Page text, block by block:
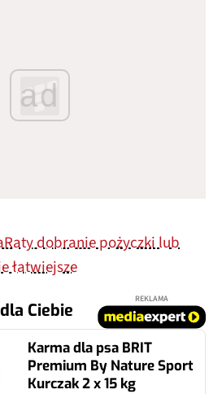
ad
dobranie pożyczki lub
łatwiejsze
Ciebie
REKLAMA
Karma dla psa BRIT
Premium By Nature Sport
Kurczak 2 x 15 kg